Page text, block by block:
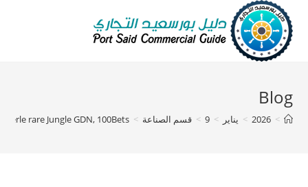
Blog
>
2026
> يناير >
9
> قسم الصناعة >
rare Jungle GDN, 100Bets